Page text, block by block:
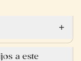
a este